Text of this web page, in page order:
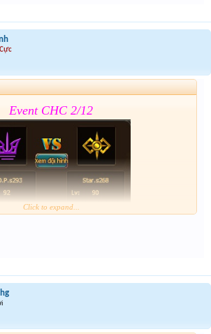
Event CHC 2/12
cả event 2 trong form nhé
Click to expand...